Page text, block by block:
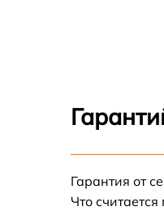
Замена
Гарантия от
Что